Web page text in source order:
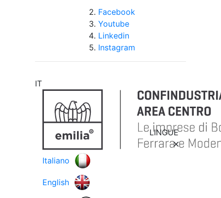
Facebook
Youtube
Linkedin
Instagram
IT
LINGUE
Italiano
English